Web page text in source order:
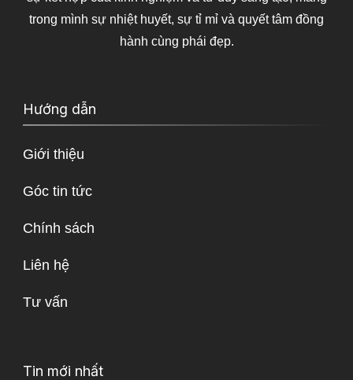
trong mình sự nhiệt huyết, sự tỉ mỉ và quyết tâm đồng
hành cùng phái đẹp.
Hướng dẫn
Giới thiệu
Góc tin tức
Chính sách
Liên hệ
Tư vấn
Tin mới nhất